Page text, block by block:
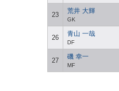
23
荒井 大輝
GK
26
青山 一哉
DF
27
磯 幸一
MF